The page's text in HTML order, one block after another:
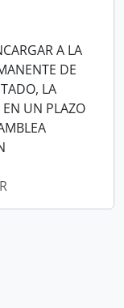
A LA
DE
LA
UN PLAZO